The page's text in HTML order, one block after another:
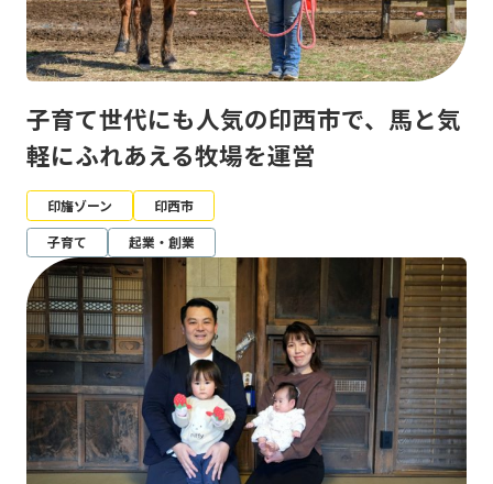
子育て世代にも人気の印西市で、馬と気
軽にふれあえる牧場を運営
印旛ゾーン
印西市
子育て
起業・創業